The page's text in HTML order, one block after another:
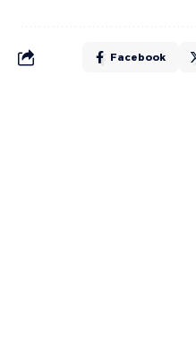
Facebook